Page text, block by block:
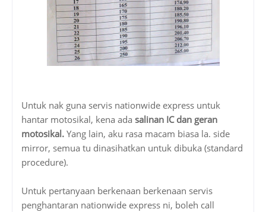
Untuk nak guna servis nationwide express untuk
hantar motosikal, kena ada salinan IC dan geran
motosikal. Yang lain, aku rasa macam biasa la. side
mirror, semua tu dinasihatkan untuk dibuka (standard
procedure).
Untuk pertanyaan berkenaan berkenaan servis
penghantaran nationwide express ni, boleh call